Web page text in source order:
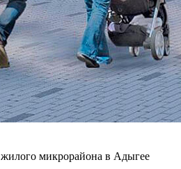
микрорайона в Адыгее